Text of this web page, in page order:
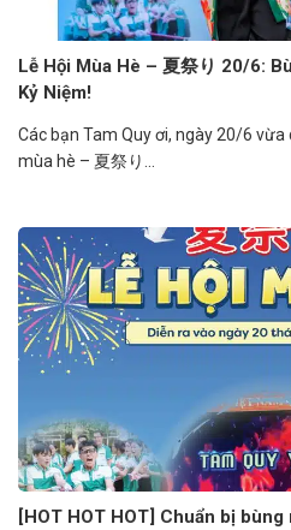
Lễ Hội Mùa Hè – 夏祭り 20/6:
Kỷ Niệm!
Các bạn Tam Quy ơi, ngày 20/6
mùa hè – 夏祭り...
[HOT HOT HOT] Chuẩn bị